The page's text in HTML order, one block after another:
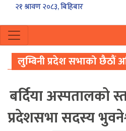
२१ श्रावण २०८३, बिहिबार
लुम्बिनी प्रदेश सभाको
बर्दिया अस्पतालको
प्रदेशसभा सदस्य